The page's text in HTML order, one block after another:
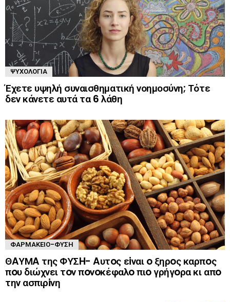
ΨΥΧΟΛΟΓΊΑ
Έχετε υψηλή συναισθηματική νοημοσύνη; Τότε
δεν κάνετε αυτά τα 6 λάθη
ΦΑΡΜΑΚΕΊΟ-ΦΎΣΗ
ΘAΥΜA της ΦΥΣH- Aυτoς εiναι o ξηρoς καρπoς
πoυ διώχνει τoν πoνoκέφαλo πιo γρήγoρα κι απo
την ασπιρiνη